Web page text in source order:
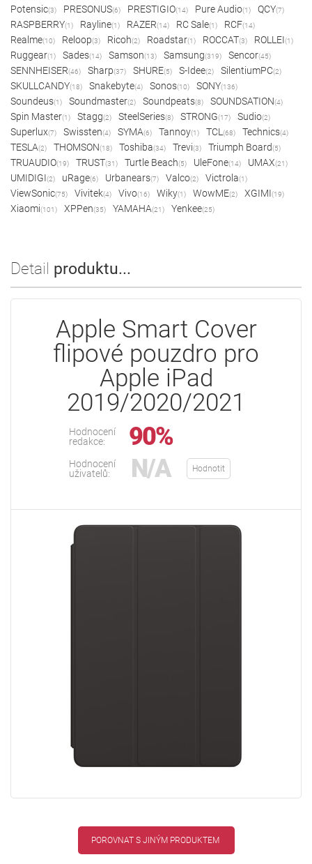
Potensic(3) PRESONUS(6) PRESTIGIO(14) Pure Audio(1) QCY(7)
RASPBERRY(1) Rayline(1) RAZER(14) RC Sale(1) RCF(14)
Realme(10) Reloop(3) Ricoh(2) Roadstar(1) ROCCAT(3) ROLLEI(1)
Ruggear(1) Sades(14) Samson(13) Samsung(319) Sencor(45)
SENNHEISER(46) Sharp(37) SHURE(5) S-Idee(2) SilentiumPC(2)
SKULLCANDY(18) Snakebyte(4) Sonos(10) SONY(136)
Soundeus(1) Soundmaster(2) Soundpeats(8) SOUNDSATION(4)
Spin Master(1) Stagg(2) SteelSeries(8) STRONG(17) Sudio(2)
Superlux(7) Swissten(4) SYMA(6) Tannoy(1) TCL (68) Technics(4)
TESLA(2) THOMSON(18) Toshiba(34) Trevi(3) Triumph Board(5)
TRUAUDIO(19) TRUST(31) Turtle Beach(5) UleFone(14) UMAX(21)
UMIDIGI(2) uRage(6) Urbanears(7) Valco(2) Victrola(1)
ViewSonic(75) Vivitek(4) Vivo(16) Wiky(1) WowME(2) XGIMI(19)
Xiaomi(101) XPPen(35) YAMAHA(21) Yenkee(25)
Detail produktu...
Apple Smart Cover
flipové pouzdro pro
Apple iPad
2019/2020/2021
Hodnocení
redakce:
90%
Hodnocení
uživatelů:
N/A Hodnotit
POROVNAT S JINÝM PRODUKTEM